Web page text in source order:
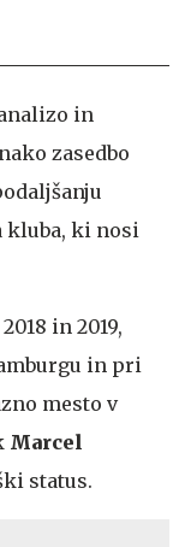
in
zasedbo
kluba, ki nosi
in 2019,
in pri
mesto v
Marcel
status.